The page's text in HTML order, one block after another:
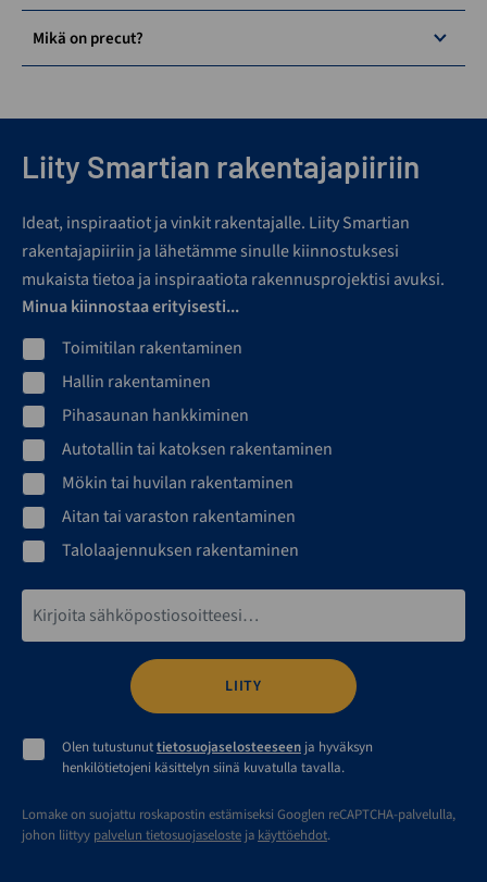
Mikä on precut?
Liity Smartian rakentajapiiriin
Ideat, inspiraatiot ja vinkit rakentajalle. Liity Smartian
rakentajapiiriin ja lähetämme sinulle kiinnostuksesi
mukaista tietoa ja inspiraatiota rakennusprojektisi avuksi.
Minua kiinnostaa erityisesti...
Toimitilan rakentaminen
Hallin rakentaminen
Pihasaunan hankkiminen
Autotallin tai katoksen rakentaminen
Mökin tai huvilan rakentaminen
Aitan tai varaston rakentaminen
Talolaajennuksen rakentaminen
Olen tutustunuttietosuojaselosteeseen ja hyväksyn
henkilötietojeni käsittelyn siinä kuvatulla tavalla.
Lomake on suojattu roskapostin estämiseksi Googlen reCAPTCHA-palvelulla,
johon liittyy palvelun tietosuojaseloste ja käyttöehdot.